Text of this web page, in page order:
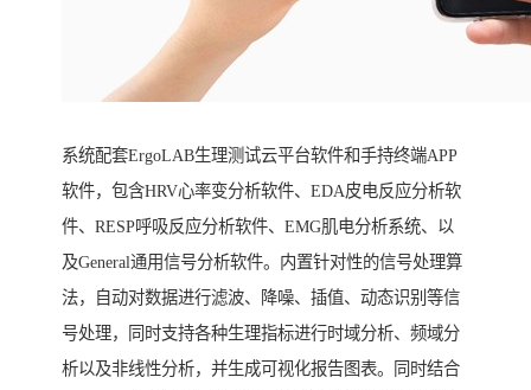
系统配套ErgoLAB生理测试云平台软件和手持终端APP
软件，包含HRV心率变分析软件、EDA皮电反应分析软
件、RESP呼吸反应分析软件、EMG肌电分析系统、以
及General通用信号分析软件。内置针对性的信号处理算
法，自动对数据进行滤波、降噪、插值、动态识别等信
号处理，同时支持各种生理指标进行时域分析、频域分
析以及非线性分析，并生成可视化报告图表。同时结合